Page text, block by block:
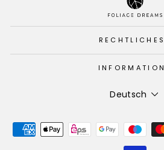
RECHTLICHES
INFORMATION
Sprache
Deutsch